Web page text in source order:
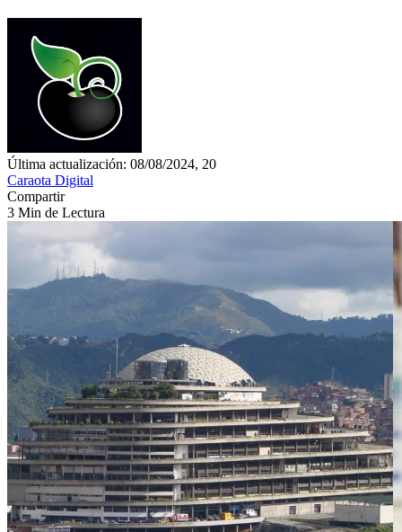
Última actualización: 08/08/2024, 20
Caraota Digital
Compartir
3 Min de Lectura